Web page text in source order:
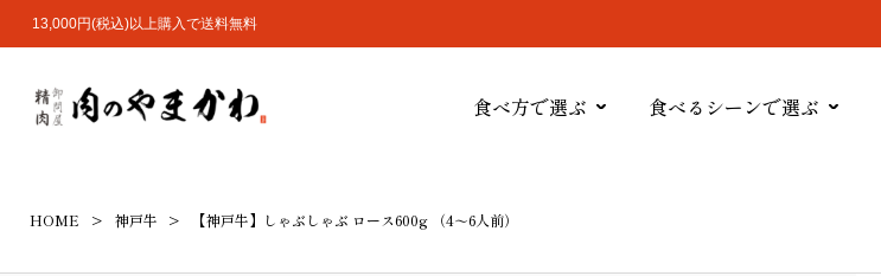
13,000円(税込)以上購入で送料無料
食べ方で選ぶ 食べるシーンで選ぶ
HOME 神戸牛 【神戸牛】しゃぶしゃぶ ロース600g （4～6人前）